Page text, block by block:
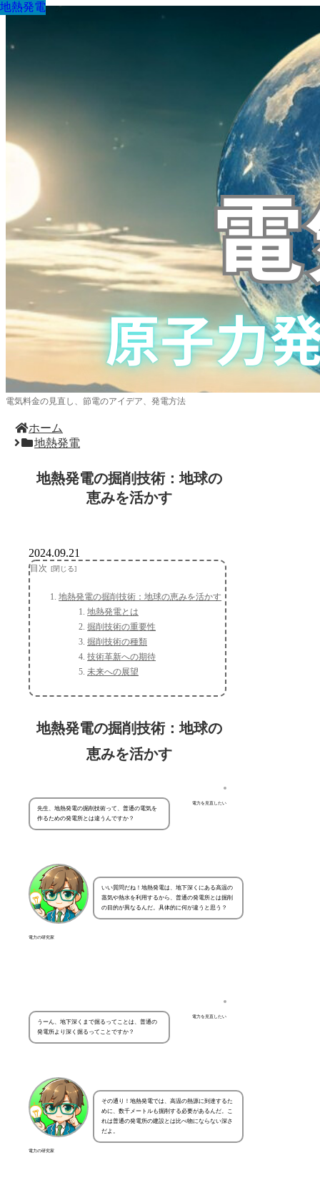
電気料金の見直し、節電のアイデア、発電方法
ホーム
地熱発電
地熱発電の掘削技術：地球の
恵みを活かす
地熱発電
2024.09.21
目次
地熱発電の掘削技術：地球の恵みを活かす
地熱発電とは
掘削技術の重要性
掘削技術の種類
技術革新への期待
未来への展望
地熱発電の掘削技術：地球の
恵みを活かす
電力を見直したい
先生、地熱発電の掘削技術って、普通の電気を
作るための発電所とは違うんですか？
電力の研究家
いい質問だね！地熱発電は、地下深くにある高温の
蒸気や熱水を利用するから、普通の発電所とは掘削
の目的が異なるんだ。具体的に何が違うと思う？
電力を見直したい
うーん、地下深くまで掘るってことは、普通の
発電所より深く掘るってことですか？
電力の研究家
その通り！地熱発電では、高温の熱源に到達するた
めに、数千メートルも掘削する必要があるんだ。こ
れは普通の発電所の建設とは比べ物にならない深さ
だよ。
地熱発電
地熱発電
地熱発電
地熱発電
地熱発電
地熱発電
地熱発電
地熱発電